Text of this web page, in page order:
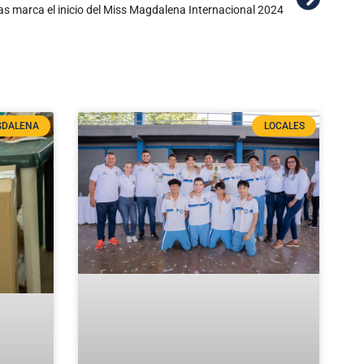
marca el inicio del Miss Magdalena Internacional 2024
LOCALES